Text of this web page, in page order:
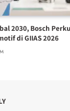
2030, Bosch
di GIIAS 2026